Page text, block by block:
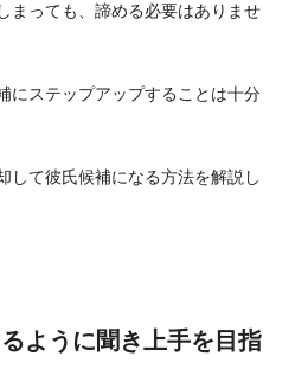
まっても、諦める必要はありませ
にステップアップすることは十分
して彼氏候補になる方法を解説し
ように聞き上手を目指